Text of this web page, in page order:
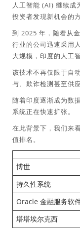
人工智能 (AI) 继续成
投资者发现新机会的方
到 2025 年，随着从
行业的公司迅速采用
大规模，印度的人工
该技术不再仅限于自
与、欺诈检测甚至供
随着印度逐渐成为数
系统正在快速扩张。
在此背景下，我们来
值排名。
博世
持久性系统
Oracle 金融服务软
塔塔埃尔克西